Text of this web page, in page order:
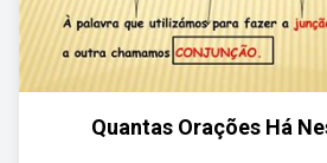
Quantas Orações Há